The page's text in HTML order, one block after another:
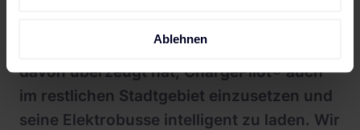
Ablehnen
Amsterdamer Hauptbahnhof den GVB
davon überzeugt hat, ChargePilot® auch
im restlichen Stadtgebiet einzusetzen und
seine Elektrobusse intelligent zu laden. Wir